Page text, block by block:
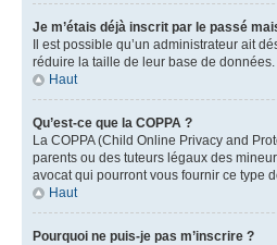
Je m’étais déjà inscrit par le passé
Il est possible qu’un administrateur ait
réduire la taille de leur base de
Haut
Qu’est-ce que la COPPA ?
La COPPA (Child Online Privacy and
parents ou des tuteurs légaux des
avocat qui pourront vous fournir ce type
Haut
Pourquoi ne puis-je pas m’inscrire ?